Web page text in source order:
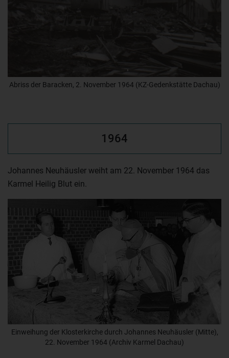
Abriss der Baracken, 2. November 1964 (KZ-Gedenkstätte Dachau)
1964
Johannes Neuhäusler weiht am 22. November 1964 das
Karmel Heilig Blut ein.
Einweihung der Klosterkirche durch Johannes Neuhäusler (Mitte),
22. November 1964 (Archiv Karmel Dachau)